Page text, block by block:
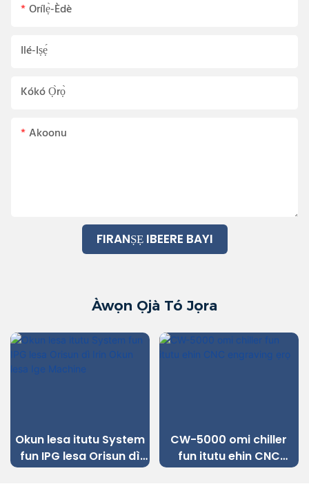
Orílẹ̀-Èdè
Ilé-Iṣẹ́
Kókó Ọ̀rọ̀
Akoonu
FIRANṢẸ IBEERE BAYI
Àwọn Ọjà Tó Jọra
Okun lesa itutu System
fun IPG lesa Orisun dì
Irin Okun lesa Ige
CW-5000 omi chiller
fun itutu ehin CNC
engraving ẹrọ